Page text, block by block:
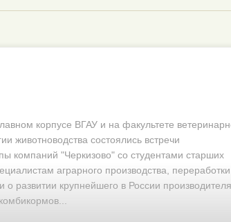
корпусе ВГАУ и на факультете
животноводства состоялись встречи
компаний "Черкизово" со студентами старших
аграрного производства,
о развитии крупнейшего в России производителя